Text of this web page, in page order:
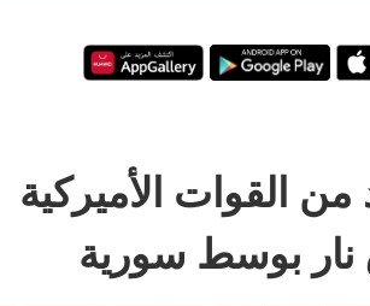
من القوات الأميركية
نار بوسط سورية